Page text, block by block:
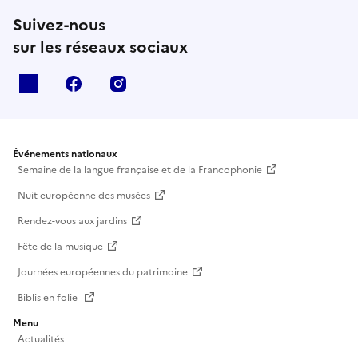
Suivez-nous
sur les réseaux sociaux
facebook
Événements nationaux
Semaine de la langue française et de la Francophonie
Nuit européenne des musées
Rendez-vous aux jardins
Fête de la musique
Journées européennes du patrimoine
Biblis en folie
Menu
Actualités